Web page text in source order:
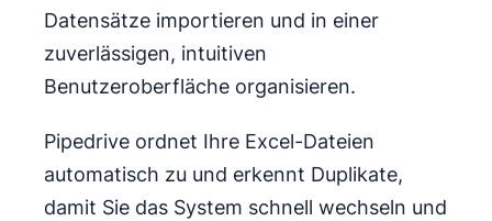
Datensätze importieren und in einer
zuverlässigen, intuitiven
Benutzeroberfläche organisieren.
Pipedrive ordnet Ihre Excel-Dateien
automatisch zu und erkennt Duplikate,
damit Sie das System schnell wechseln und